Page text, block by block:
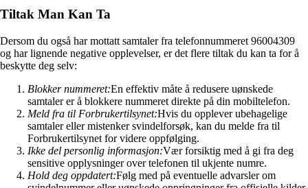
Tiltak Man Kan Ta
Dersom du også har mottatt samtaler fra telefonnummeret 96004309
og har lignende negative opplevelser, er det flere tiltak du kan ta for å
beskytte deg selv:
Blokker nummeret:En effektiv måte å redusere uønskede
samtaler er å blokkere nummeret direkte på din mobiltelefon.
Meld fra til Forbrukertilsynet:Hvis du opplever ubehagelige
samtaler eller mistenker svindelforsøk, kan du melde fra til
Forbrukertilsynet for videre oppfølging.
Ikke del personlig informasjon:Vær forsiktig med å gi fra deg
sensitive opplysninger over telefonen til ukjente numre.
Hold deg oppdatert:Følg med på eventuelle advarsler om